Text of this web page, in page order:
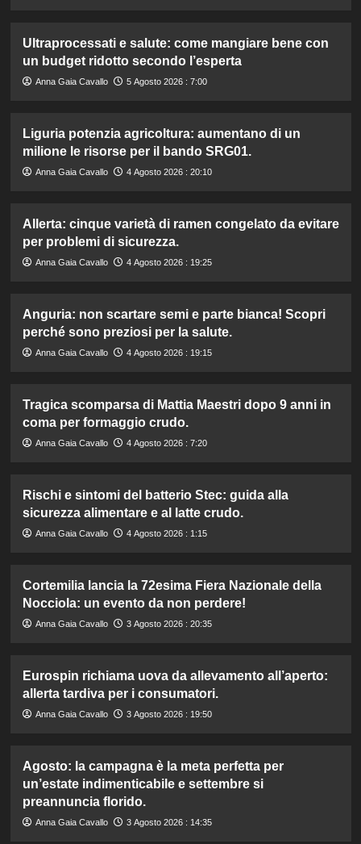
Ultraprocessati e salute: come mangiare bene con
un budget ridotto secondo l’esperta
Anna Gaia Cavallo 5 Agosto 2026 : 7:00
Liguria potenzia agricoltura: aumentano di un
milione le risorse per il bando SRG01.
Anna Gaia Cavallo 4 Agosto 2026 : 20:10
Allerta: cinque varietà di ramen congelato da evitare
per problemi di sicurezza.
Anna Gaia Cavallo 4 Agosto 2026 : 19:25
Anguria: non scartare semi e parte bianca! Scopri
perché sono preziosi per la salute.
Anna Gaia Cavallo 4 Agosto 2026 : 19:15
Tragica scomparsa di Mattia Maestri dopo 9 anni in
coma per formaggio crudo.
Anna Gaia Cavallo 4 Agosto 2026 : 7:20
Rischi e sintomi del batterio Stec: guida alla
sicurezza alimentare e al latte crudo.
Anna Gaia Cavallo 4 Agosto 2026 : 1:15
Cortemilia lancia la 72esima Fiera Nazionale della
Nocciola: un evento da non perdere!
Anna Gaia Cavallo 3 Agosto 2026 : 20:35
Eurospin richiama uova da allevamento all’aperto:
allerta tardiva per i consumatori.
Anna Gaia Cavallo 3 Agosto 2026 : 19:50
Agosto: la campagna è la meta perfetta per
un’estate indimenticabile e settembre si
preannuncia florido.
Anna Gaia Cavallo 3 Agosto 2026 : 14:35